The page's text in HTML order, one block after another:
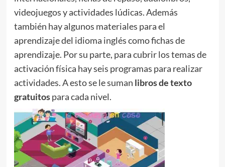
videojuegos y actividades lúdicas. Además
también hay algunos materiales para el
aprendizaje del idioma inglés como fichas de
aprendizaje. Por su parte, para cubrir los temas de
activación física hay seis programas para realizar
actividades. A esto se le suman libros de texto
gratuitospara cada nivel.